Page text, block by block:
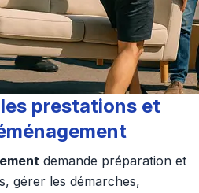
prestations et
demande préparation et
gérer les démarches,